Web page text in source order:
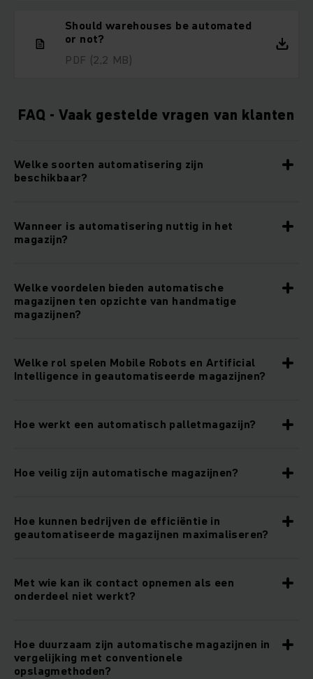
Should warehouses be automated
or not?
PDF (2,2 MB)
FAQ - Vaak gestelde vragen van klanten
Welke soorten automatisering zijn
beschikbaar?
Wanneer is automatisering nuttig in het
magazijn?
Welke voordelen bieden automatische
magazijnen ten opzichte van handmatige
magazijnen?
Welke rol spelen Mobile Robots en Artificial
Intelligence in geautomatiseerde magazijnen?
Hoe werkt een automatisch palletmagazijn?
Hoe veilig zijn automatische magazijnen?
Hoe kunnen bedrijven de efficiëntie in
geautomatiseerde magazijnen maximaliseren?
Met wie kan ik contact opnemen als een
onderdeel niet werkt?
Hoe duurzaam zijn automatische magazijnen in
vergelijking met conventionele
opslagmethoden?